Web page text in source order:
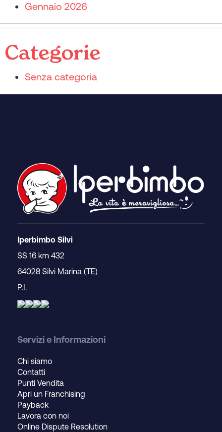
Gennaio 2026
Categorie
Senza categoria
Iperbimbo Silvi
SS 16 km 432
64028 Silvi Marina (TE)
P.I.
Servizi e Informazioni
Chi siamo
Contatti
Punti Vendita
Apri un Franchising
Payback
Lavora con noi
Online Dispute Resolution